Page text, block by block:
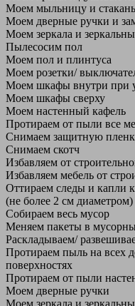
Моем мыльницу и
Моем дверные ручки и
Моем зеркала и
Пылесосим пол
Моем пол и плинтуса
Моем розетки/
Моем шкафы внутри при
Моем шкафы сверху
Моем настенный кафель
Протираем от пыли все
Снимаем защитную
Снимаем скотч
Избавляем от
Избавляем мебель от
Оттираем следы и капли
(не более 2 см диаметром)
Собираем весь мусор
Меняем пакеты в
Раскладываем/
Протираем пыль на всех
поверхностях
Протираем от пыли
Моем дверные ручки
Моем зеркала и